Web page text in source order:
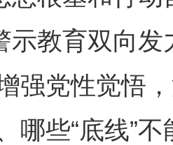
示教育双向
强党性觉悟
哪些“底线”